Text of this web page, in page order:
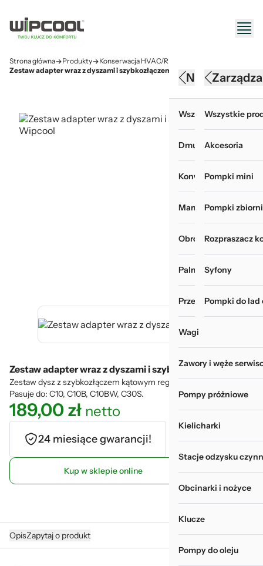
Wszystkie
Akcesoria do
Chemia i
Myjki ciśnieniowe
Pokrowce do
Myjki do rur i
Narzędzia
Wszystkie produkty
Dmuchawy
Konwertery, baterie i
Manometry i
Obróbka rur
Palniki i zgrzewarki
Przechowywanie
Wagi
Zawory i węże
Pompy próżniowe
Kielicharki
Stacje odzysku
Obcinarki i nożyce
Klucze
Pompy do oleju
Wszystkie
Akcesoria
Pompki mini
Pompki
Rozpraszacz
Syfony
Pompki do lad
Strona główna Produkty Konserwacja HVAC/R
Zestaw adapter wraz z dyszami i szybkozłączem
Zestaw adapter wraz z dyszami i szybkozłączem
Zestaw dysz z szybkozłączem kątowym regulowanym 220°.
Pasuje do: C10, C10B, C10BW, C30S.
189,00zł netto
24 miesiące gwarancji!
Kup w sklepie online
OpisZapytaj o produkt